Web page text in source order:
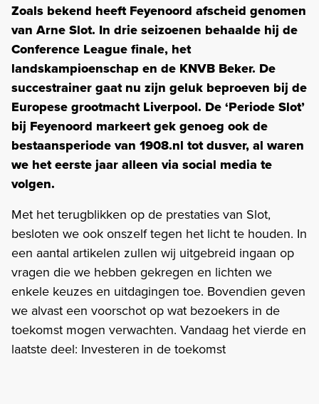
Zoals bekend heeft Feyenoord afscheid genomen
van Arne Slot. In drie seizoenen behaalde hij de
Conference League finale, het
landskampioenschap en de KNVB Beker. De
succestrainer gaat nu zijn geluk beproeven bij de
Europese grootmacht Liverpool. De ‘Periode Slot’
bij Feyenoord markeert gek genoeg ook de
bestaansperiode van 1908.nl tot dusver, al waren
we het eerste jaar alleen via social media te
volgen.
Met het terugblikken op de prestaties van Slot,
besloten we ook onszelf tegen het licht te houden. In
een aantal artikelen zullen wij uitgebreid ingaan op
vragen die we hebben gekregen en lichten we
enkele keuzes en uitdagingen toe. Bovendien geven
we alvast een voorschot op wat bezoekers in de
toekomst mogen verwachten. Vandaag het vierde en
laatste deel: Investeren in de toekomst